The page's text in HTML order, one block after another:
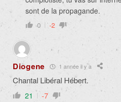
sont de la propagande.
0 -2
Diogene 1 année il y a
Chantal Libéral Hébert.
21 -7